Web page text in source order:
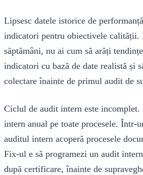
Lipsesc datele istorice de
indicatori pentru obiectivele calității.
săptămâni, nu ai cum să arăți
indicatori cu bază de date realistă și
colectare înainte de primul audit de
Ciclul de audit intern este incomplet.
intern anual pe toate procesele. Într-
auditul intern acoperă procesele
Fix-ul e să programezi un audit
după certificare, înainte de